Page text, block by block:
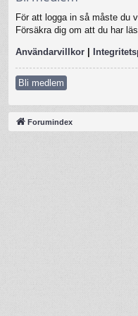
För att logga in så måste du
Försäkra dig om att du har
Användarvillkor |
Bli medlem
Forumindex